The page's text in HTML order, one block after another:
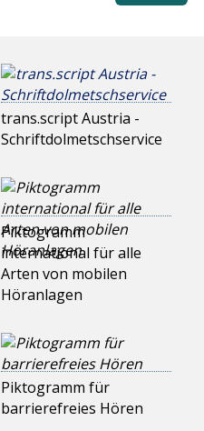
trans.script Austria -
Schriftdolmetschservice
Piktogramm
international für alle
Arten von mobilen
Höranlagen
Piktogramm für
barrierefreies Hören